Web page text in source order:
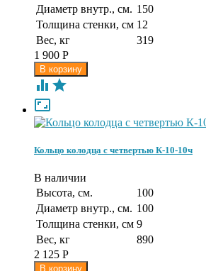
Диаметр внутр., см. 150
Толщина стенки, см 12
Вес, кг
319
1 900 Р
 

Кольцо колодца с четвертью К-10-10ч
В наличии
Высота, см.
100
Диаметр внутр., см. 100
Толщина стенки, см 9
Вес, кг
890
2 125 Р